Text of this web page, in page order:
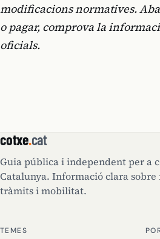
modificacions normatives.
o pagar, comprova la
oficials.
cotxe.cat
Guia pública i independent per a
Catalunya. Informació clara
tràmits i mobilitat.
TEMES